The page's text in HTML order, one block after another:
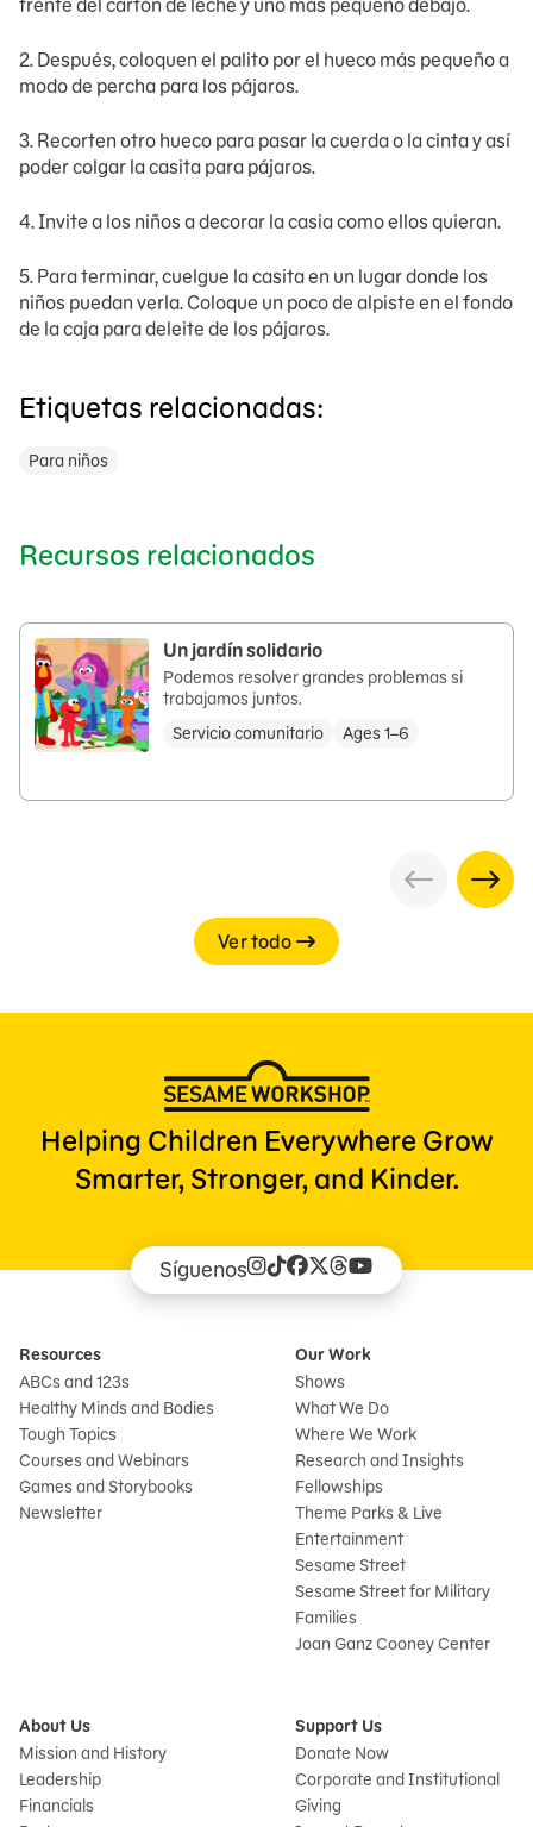
frente del cartón de leche y uno más pequeño debajo.
2. Después, coloquen el palito por el hueco más pequeño a
modo de percha para los pájaros.
3. Recorten otro hueco para pasar la cuerda o la cinta y así
poder colgar la casita para pájaros.
4. Invite a los niños a decorar la casia como ellos quieran.
5. Para terminar, cuelgue la casita en un lugar donde los
niños puedan verla. Coloque un poco de alpiste en el fondo
de la caja para deleite de los pájaros.
Etiquetas relacionadas:
Para niños
Recursos relacionados
Un jardín solidario
Podemos resolver grandes problemas si
trabajamos juntos.
Servicio comunitario
Ages 1–6
Ver todo
Helping Children Everywhere Grow
Smarter, Stronger, and Kinder.
Síguenos
Resources
ABCs and 123s
Healthy Minds and Bodies
Tough Topics
Courses and Webinars
Games and Storybooks
Newsletter
Our Work
Shows
What We Do
Where We Work
Research and Insights
Fellowships
Theme Parks & Live
Entertainment
Sesame Street
Sesame Street for Military
Families
Joan Ganz Cooney Center
About Us
Mission and History
Leadership
Financials
Support Us
Donate Now
Corporate and Institutional
Giving